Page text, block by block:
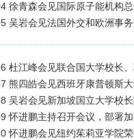
徐青森会见国际原子能机构
吴岩会见法国外交和欧洲事
杜江峰会见联合国大学校长
熊四皓会见西班牙康普顿斯
吴岩会见新加坡国立大学校
怀进鹏主持召开会议，部署
怀进鹏会见纽约茱莉亚学院